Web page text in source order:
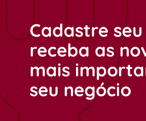
Cadastre
receba as
mais
seu negócio